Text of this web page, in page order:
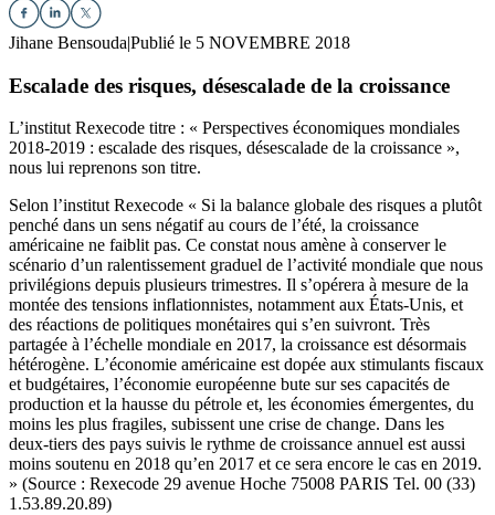
Jihane Bensouda|Publié le 5 NOVEMBRE 2018
Escalade des risques, désescalade de la croissance
L’institut Rexecode titre : « Perspectives économiques mondiales
2018-2019 : escalade des risques, désescalade de la croissance »,
nous lui reprenons son titre.
Selon l’institut Rexecode « Si la balance globale des risques a plutôt
penché dans un sens négatif au cours de l’été, la croissance
américaine ne faiblit pas. Ce constat nous amène à conserver le
scénario d’un ralentissement graduel de l’activité mondiale que nous
privilégions depuis plusieurs trimestres. Il s’opérera à mesure de la
montée des tensions inflationnistes, notamment aux États-Unis, et
des réactions de politiques monétaires qui s’en suivront. Très
partagée à l’échelle mondiale en 2017, la croissance est désormais
hétérogène. L’économie américaine est dopée aux stimulants fiscaux
et budgétaires, l’économie européenne bute sur ses capacités de
production et la hausse du pétrole et, les économies émergentes, du
moins les plus fragiles, subissent une crise de change. Dans les
deux-tiers des pays suivis le rythme de croissance annuel est aussi
moins soutenu en 2018 qu’en 2017 et ce sera encore le cas en 2019.
» (Source : Rexecode 29 avenue Hoche 75008 PARIS Tel. 00 (33)
1.53.89.20.89)